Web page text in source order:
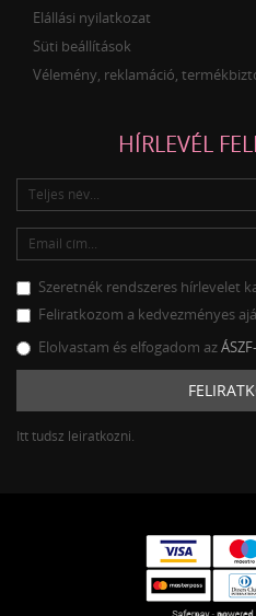
Elállási nyilatkozat
Süti beállítások
Vélemény, reklamáció,
HÍRLEVÉL
Szeretnék rendszeres hírlevelet
Feliratkozom a kedvezményes
Elolvastam és elfogadom az
Itt tudsz leiratkozni.